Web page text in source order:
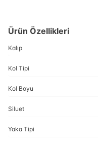
Ürün Özellikleri
Kalıp
Kol Tipi
Kol Boyu
Siluet
Yaka Tipi